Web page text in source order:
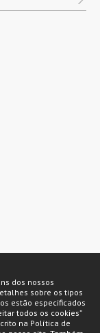
dos nossos
sobre os tipos
estão especificados
todos os cookies”
na Política de